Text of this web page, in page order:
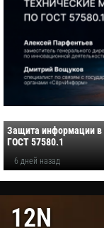
Защита информации в
ГОСТ 57580.1
6 дней назад
12N